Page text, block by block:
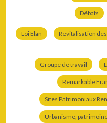
Débats
Loi Elan Revitalisation
Groupe de travail
Remarkable
Sites Patrimoniaux
Urbanisme,